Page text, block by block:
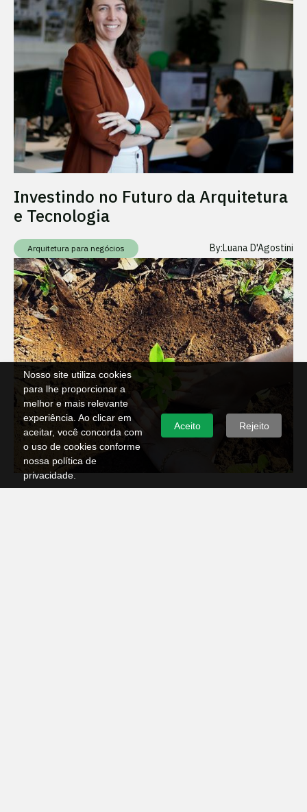
Nosso site utiliza cookies
para lhe proporcionar a
melhor e mais relevante
experiência. Ao clicar em
aceitar, você concorda com
o uso de cookies conforme
nossa política de
privacidade.
Aceito Rejeito
Investindo no Futuro da Arquitetura
e Tecnologia
Arquitetura para negócios By:Luana D'Agostini